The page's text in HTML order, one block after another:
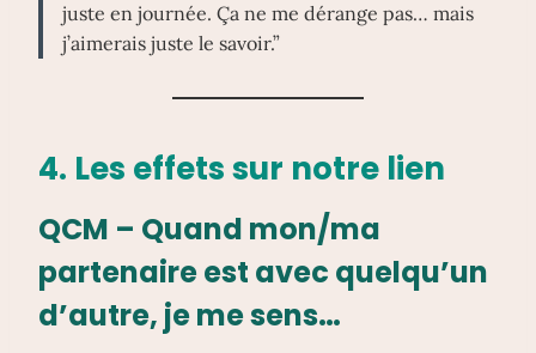
juste en journée. Ça ne me dérange pas… mais
j’aimerais juste le savoir.”
4. Les effets sur notre lien
QCM – Quand mon/ma
partenaire est avec quelqu’un
d’autre, je me sens…